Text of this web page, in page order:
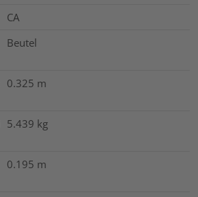
CA
Beutel
0.325 m
5.439 kg
0.195 m